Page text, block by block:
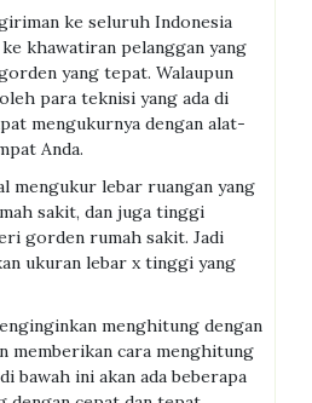
ke seluruh Indonesia
khawatiran pelanggan yang
yang tepat. Walaupun
para teknisi yang ada di
mengukurnya dengan alat-
Anda.
mengukur lebar ruangan yang
sakit, dan juga tinggi
gorden rumah sakit. Jadi
ukuran lebar x tinggi yang
menghitung dengan
memberikan cara menghitung
bawah ini akan ada beberapa